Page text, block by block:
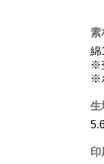
素
綿
※
※
生